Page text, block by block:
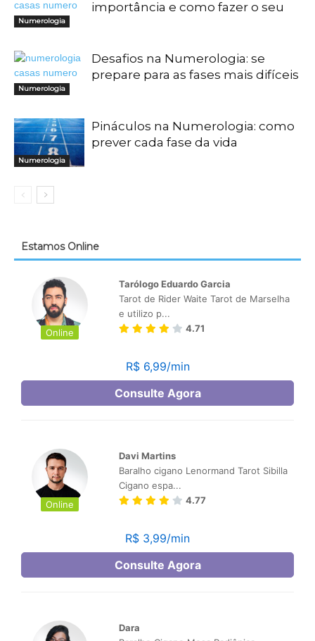
Numerologia
importância e como fazer o seu
Numerologia
Desafios na Numerologia: se
prepare para as fases mais difíceis
Numerologia
Pináculos na Numerologia: como
prever cada fase da vida
Estamos Online